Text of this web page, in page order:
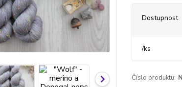
Dostupnost
/ks
Číslo produktu: